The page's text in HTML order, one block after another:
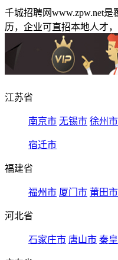
千城招聘网www.zpw.net
历，企业可直招本地人才
江苏省
南京市 无锡市 徐州市
宿迁市
福建省
福州市 厦门市 莆田市
河北省
石家庄市 唐山市 秦